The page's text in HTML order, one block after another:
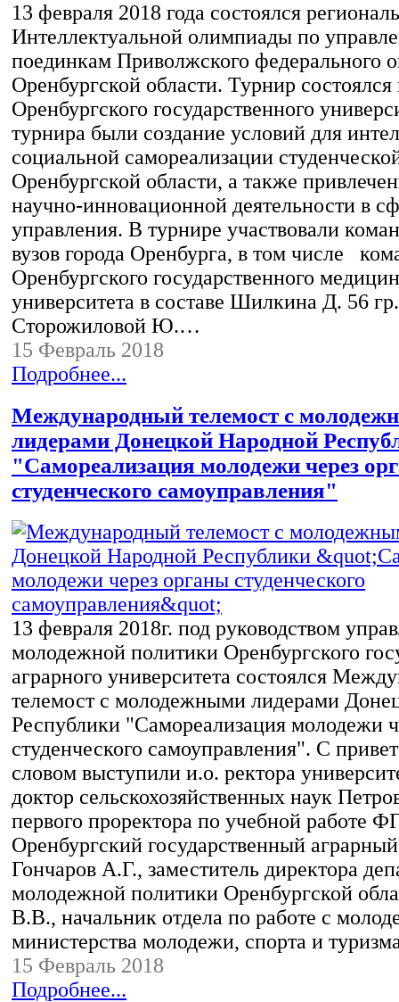
13 февраля 2018 года состоялся
Интеллектуальной олимпиады по
поединкам Приволжского федерального
Оренбургской области. Турнир состоялся
Оренбургского государственного
турнира были создание условий для
социальной самореализации
Оренбургской области, а также
научно-инновационной деятельности в
управления. В турнире участвовали
вузов города Оренбурга, в том числе
Оренбургского государственного
университета в составе Шилкина Д. 56
Сторожиловой Ю.…
15 Февраль 2018
Подробнее...
Международный телемост с
лидерами Донецкой Народной
"Самореализация молодежи через
студенческого самоуправления"
13 февраля 2018г. под руководством
молодежной политики Оренбургского
аграрного университета состоялся
телемост с молодежными лидерами
Республики "Самореализация молодежи
студенческого самоуправления". С
словом выступили и.о. ректора
доктор сельскохозяйственных наук
первого проректора по учебной работе
Оренбургский государственный
Гончаров А.Г., заместитель директора
молодежной политики Оренбургской
В.В., начальник отдела по работе с
министерства молодежи, спорта и
15 Февраль 2018
Подробнее...